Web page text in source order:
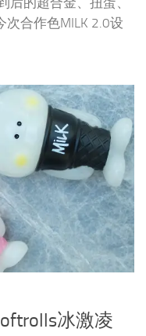
合作色MILK 2.0设
冰激凌